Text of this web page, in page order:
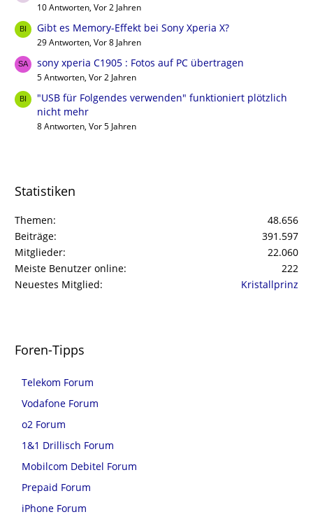
10 Antworten, Vor 2 Jahren
Gibt es Memory-Effekt bei Sony Xperia X?
29 Antworten, Vor 8 Jahren
sony xperia C1905 : Fotos auf PC übertragen
5 Antworten, Vor 2 Jahren
"USB für Folgendes verwenden" funktioniert plötzlich
nicht mehr
8 Antworten, Vor 5 Jahren
Statistiken
Themen
48.656
Beiträge
391.597
Mitglieder
22.060
Meiste Benutzer online
222
Neuestes Mitglied
Kristallprinz
Foren-Tipps
Telekom Forum
Vodafone Forum
o2 Forum
1&1 Drillisch Forum
Mobilcom Debitel Forum
Prepaid Forum
iPhone Forum